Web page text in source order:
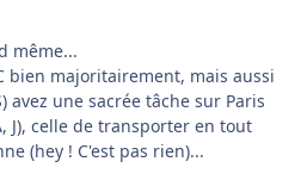
même...
bien majoritairement, mais aussi
avez une sacrée tâche sur Paris
J), celle de transporter en tout
(hey ! C'est pas rien)...